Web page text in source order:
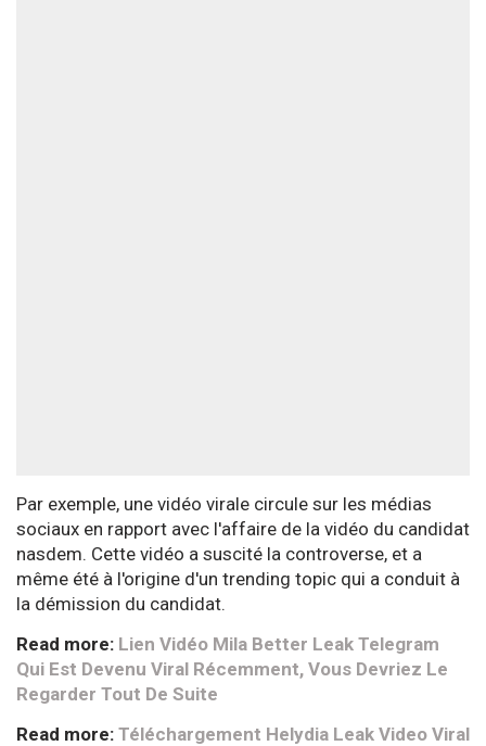
Par exemple, une vidéo virale circule sur les médias
sociaux en rapport avec l'affaire de la vidéo du candidat
nasdem. Cette vidéo a suscité la controverse, et a
même été à l'origine d'un trending topic qui a conduit à
la démission du candidat.
Read more: Lien Vidéo Mila Better Leak Telegram
Qui Est Devenu Viral Récemment, Vous Devriez Le
Regarder Tout De Suite
Read more: Téléchargement Helydia Leak Video Viral